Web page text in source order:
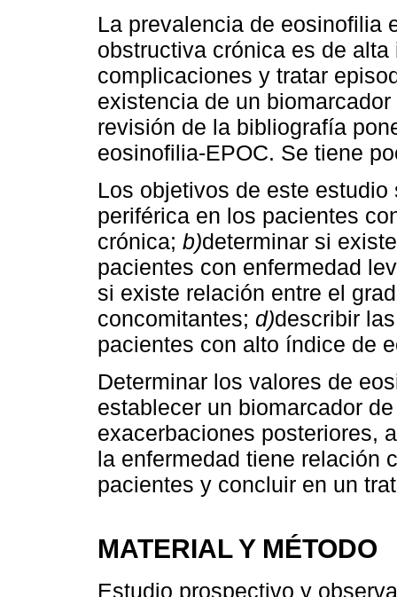
La prevalencia de eosinofilia
obstructiva crónica es de
complicaciones y tratar
existencia de un
revisión de la bibliografía
eosinofilia-EPOC. Se tiene
Los objetivos de este
periférica en los pacientes
crónica; b)determinar si
pacientes con enfermedad
si existe relación entre el
concomitantes; d)describir
pacientes con alto índice de
Determinar los valores de
establecer un biomarcador
exacerbaciones posteriores,
la enfermedad tiene relación
pacientes y concluir en un
MATERIAL Y MÉTODO
Estudio prospectivo y